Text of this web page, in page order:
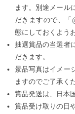
ます。別途メール
だきますので、「
態にしておくよう
抽選賞品の当選者
だきます。
景品写真はイメー
ますのでご了承く
賞品発送は、日本
賞品受け取りの日